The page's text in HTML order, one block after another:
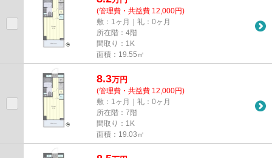
(管理費・共益費 12,000円)
敷：1ヶ月｜礼：0ヶ月
所在階：4階
間取り：1K
面積：19.55㎡
8.3万円
(管理費・共益費 12,000円)
敷：1ヶ月｜礼：0ヶ月
所在階：7階
間取り：1K
面積：19.03㎡